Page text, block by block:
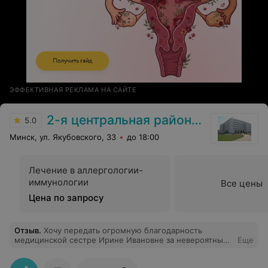
ЭФФЕКТИВНАЯ РЕКЛАМА НА САЙТЕ
5.0 2-я центральная районная поликлиника Фрунзенского района
Минск, ул. Якубовского, 33 до 18:00
Лечение в аллергологии-
иммунологии
Цена по запросу
Все цены
Отзыв. Хочу передать огромную благодарность
медицинской сестре Ирине Ивановне за невероятный
мед.учреждениях Минска, но именно она, как никто
Еще